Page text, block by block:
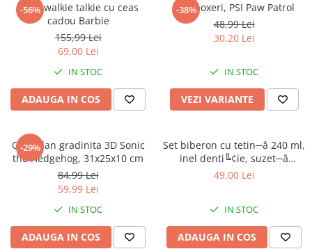
-56%
Set 2 walkie talkie cu ceas
cadou Barbie
155,99 Lei
69,00 Lei
IN STOC
ADAUGA IN COS
-38%
Slip boxeri, PSI Paw Patrol
48,99 Lei
30,20 Lei
IN STOC
VEZI VARIANTE
-29%
Ghiozdan gradinita 3D Sonic
the Hedgehog, 31x25x10 cm
84,99 Lei
59,99 Lei
IN STOC
ADAUGA IN COS
Set biberon cu tetin─â 240 ml,
inel denti╚¢ie, suzet─â
ortodontic─â ╚Öi suport
49,00 Lei
IN STOC
ADAUGA IN COS